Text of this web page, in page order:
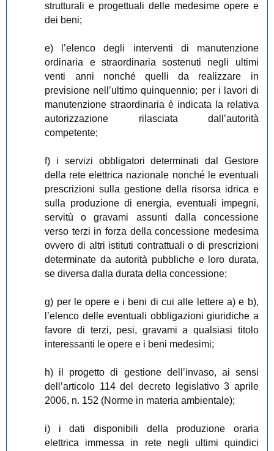
strutturali e progettuali delle medesime opere e
dei beni;
e) l’elenco degli interventi di manutenzione
ordinaria e straordinaria sostenuti negli ultimi
venti anni nonché quelli da realizzare in
previsione nell’ultimo quinquennio; per i lavori di
manutenzione straordinaria è indicata la relativa
autorizzazione rilasciata dall’autorità
competente;
f) i servizi obbligatori determinati dal Gestore
della rete elettrica nazionale nonché le eventuali
prescrizioni sulla gestione della risorsa idrica e
sulla produzione di energia, eventuali impegni,
servitù o gravami assunti dalla concessione
verso terzi in forza della concessione medesima
ovvero di altri istituti contrattuali o di prescrizioni
determinate da autorità pubbliche e loro durata,
se diversa dalla durata della concessione;
g) per le opere e i beni di cui alle lettere a) e b),
l’elenco delle eventuali obbligazioni giuridiche a
favore di terzi, pesi, gravami a qualsiasi titolo
interessanti le opere e i beni medesimi;
h) il progetto di gestione dell’invaso, ai sensi
dell’articolo 114 del decreto legislativo 3 aprile
2006, n. 152 (Norme in materia ambientale);
i) i dati disponibili della produzione oraria
elettrica immessa in rete negli ultimi quindici